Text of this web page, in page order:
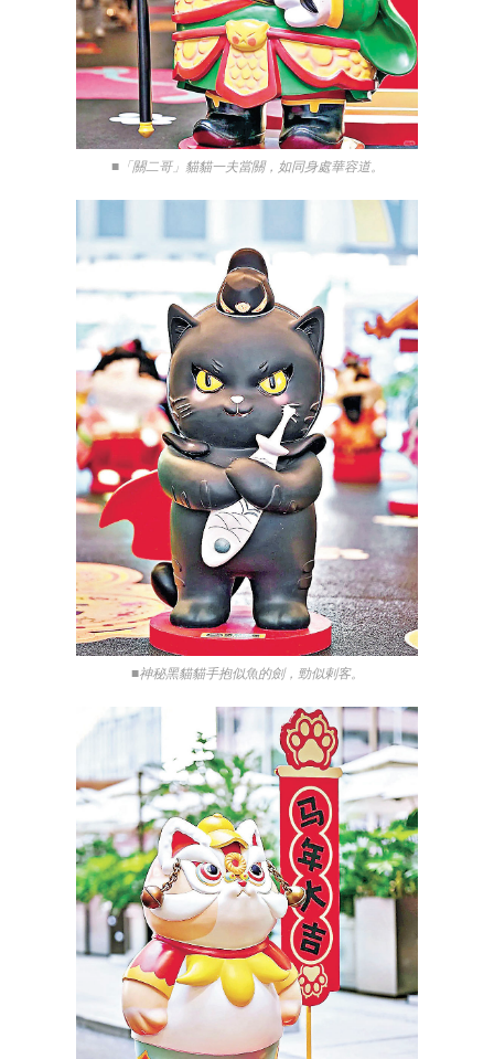
■「關二哥」貓貓一夫當關，如同身處華容道。
■神秘黑貓貓手抱似魚的劍，勁似剌客。